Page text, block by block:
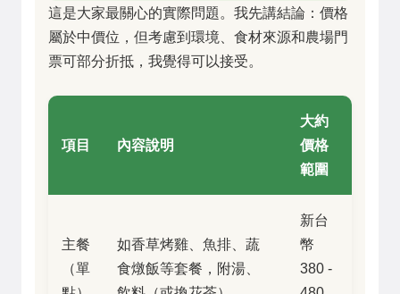
這是大家最關心的實際問題。我先講結論：價格
屬於中價位，但考慮到環境、食材來源和農場門
票可部分折抵，我覺得可以接受。
項目 內容說明
大約
價格
範圍
主餐
（單
如香草烤雞、魚排、蔬
食燉飯等套餐，附湯、
新台
幣
380 -